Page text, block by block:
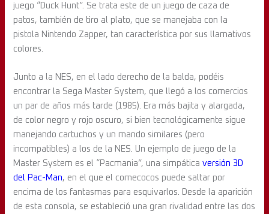
juego “Duck Hunt”. Se trata este de un juego de caza de
patos, también de tiro al plato, que se manejaba con la
pistola Nintendo Zapper, tan característica por sus llamativos
colores.
Junto a la NES, en el lado derecho de la balda, podéis
encontrar la Sega Master System, que llegó a los comercios
un par de años más tarde (1985). Era más bajita y alargada,
de color negro y rojo oscuro, si bien tecnológicamente sigue
manejando cartuchos y un mando similares (pero
incompatibles) a los de la NES. Un ejemplo de juego de la
Master System es el “Pacmania”, una simpáticaversión 3D
del Pac-Man, en el que el comecocos puede saltar por
encima de los fantasmas para esquivarlos. Desde la aparición
de esta consola, se estableció una gran rivalidad entre las dos